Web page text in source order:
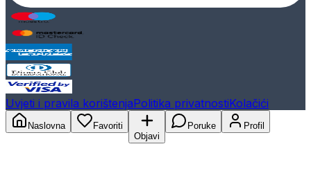
Uvjeti i pravila korištenjaPolitika privatnostiKolačići
Naslovna
Favoriti
Objavi
Poruke Profil